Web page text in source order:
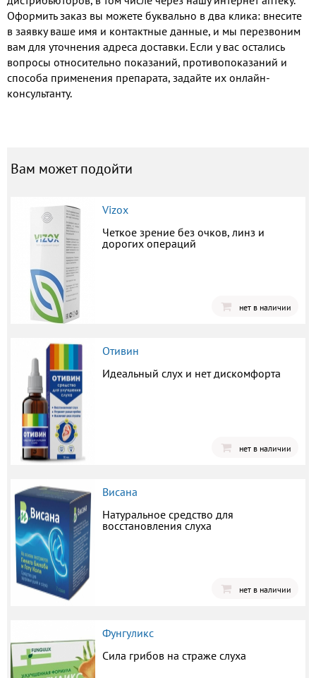
Оформить заказ вы можете буквально в два клика: внесите
в заявку ваше имя и контактные данные, и мы перезвоним
вам для уточнения адреса доставки. Если у вас остались
вопросы относительно показаний, противопоказаний и
способа применения препарата, задайте их онлайн-
консультанту.
Вам может подойти
Vizox
Четкое зрение без очков, линз и
дорогих операций
нет в наличии
Отивин
Идеальный слух и нет дискомфорта
нет в наличии
Висана
Натуральное средство для
восстановления слуха
нет в наличии
Фунгуликс
Сила грибов на страже слуха